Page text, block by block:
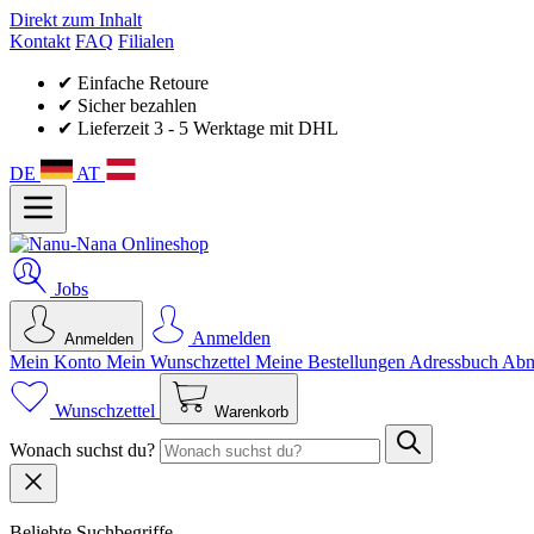
Direkt zum Inhalt
Kontakt FAQ Filialen
✔ Einfache Retoure
✔ Sicher bezahlen
✔ Lieferzeit 3 - 5 Werktage mit DHL
DE AT
Jobs
Anmelden
Anmelden
Mein Konto Mein Wunsch­zettel Meine Bestellungen Adressbuch
Wunschzettel Warenkorb
Wonach suchst du?